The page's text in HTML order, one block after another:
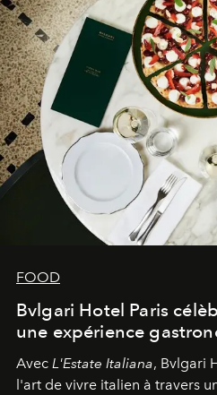
FOOD
Bvlgari Hotel Paris
une expérience
Avec L'Estate Italiana, Bvlgari
l'art de vivre italien à travers